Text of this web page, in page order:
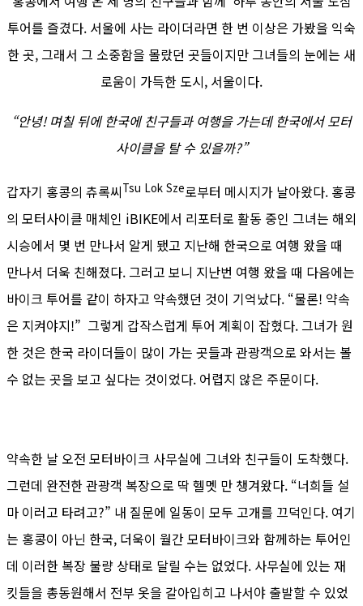
투어를 즐겼다. 서울에 사는 라이더라면 한 번 이상은 가봤을 익숙
한 곳, 그래서 그 소중함을 몰랐던 곳들이지만 그녀들의 눈에는 새
로움이 가득한 도시, 서울이다.
“안녕! 며칠 뒤에 한국에 친구들과 여행을 가는데 한국에서 모터
사이클을 탈 수 있을까?”
갑자기 홍콩의 츄록씨Tsu Lok Sze로부터 메시지가 날아왔다. 홍콩
의 모터사이클 매체인 iBIKE에서 리포터로 활동 중인 그녀는 해외
시승에서 몇 번 만나서 알게 됐고 지난해 한국으로 여행 왔을 때
만나서 더욱 친해졌다. 그러고 보니 지난번 여행 왔을 때 다음에는
바이크 투어를 같이 하자고 약속했던 것이 기억났다. “물론! 약속
은 지켜야지!” 그렇게 갑작스럽게 투어 계획이 잡혔다. 그녀가 원
한 것은 한국 라이더들이 많이 가는 곳들과 관광객으로 와서는 볼
수 없는 곳을 보고 싶다는 것이었다. 어렵지 않은 주문이다.
약속한 날 오전 모터바이크 사무실에 그녀와 친구들이 도착했다.
그런데 완전한 관광객 복장으로 딱 헬멧 만 챙겨왔다. “너희들 설
마 이러고 타려고?” 내 질문에 일동이 모두 고개를 끄덕인다. 여기
는 홍콩이 아닌 한국, 더욱이 월간 모터바이크와 함께하는 투어인
데 이러한 복장 불량 상태로 달릴 수는 없었다. 사무실에 있는 재
킷들을 총동원해서 전부 옷을 갈아입히고 나서야 출발할 수 있었